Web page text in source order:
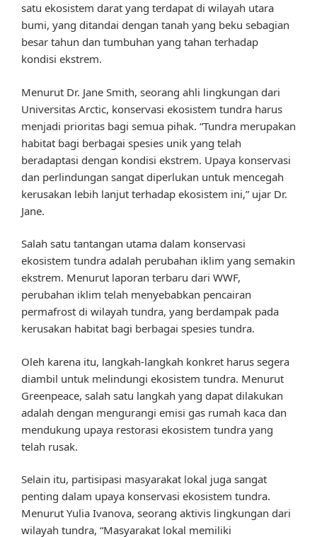
satu ekosistem darat yang terdapat di wilayah utara
bumi, yang ditandai dengan tanah yang beku sebagian
besar tahun dan tumbuhan yang tahan terhadap
kondisi ekstrem.
Menurut Dr. Jane Smith, seorang ahli lingkungan dari
Universitas Arctic, konservasi ekosistem tundra harus
menjadi prioritas bagi semua pihak. “Tundra merupakan
habitat bagi berbagai spesies unik yang telah
beradaptasi dengan kondisi ekstrem. Upaya konservasi
dan perlindungan sangat diperlukan untuk mencegah
kerusakan lebih lanjut terhadap ekosistem ini,” ujar Dr.
Jane.
Salah satu tantangan utama dalam konservasi
ekosistem tundra adalah perubahan iklim yang semakin
ekstrem. Menurut laporan terbaru dari WWF,
perubahan iklim telah menyebabkan pencairan
permafrost di wilayah tundra, yang berdampak pada
kerusakan habitat bagi berbagai spesies tundra.
Oleh karena itu, langkah-langkah konkret harus segera
diambil untuk melindungi ekosistem tundra. Menurut
Greenpeace, salah satu langkah yang dapat dilakukan
adalah dengan mengurangi emisi gas rumah kaca dan
mendukung upaya restorasi ekosistem tundra yang
telah rusak.
Selain itu, partisipasi masyarakat lokal juga sangat
penting dalam upaya konservasi ekosistem tundra.
Menurut Yulia Ivanova, seorang aktivis lingkungan dari
wilayah tundra, “Masyarakat lokal memiliki